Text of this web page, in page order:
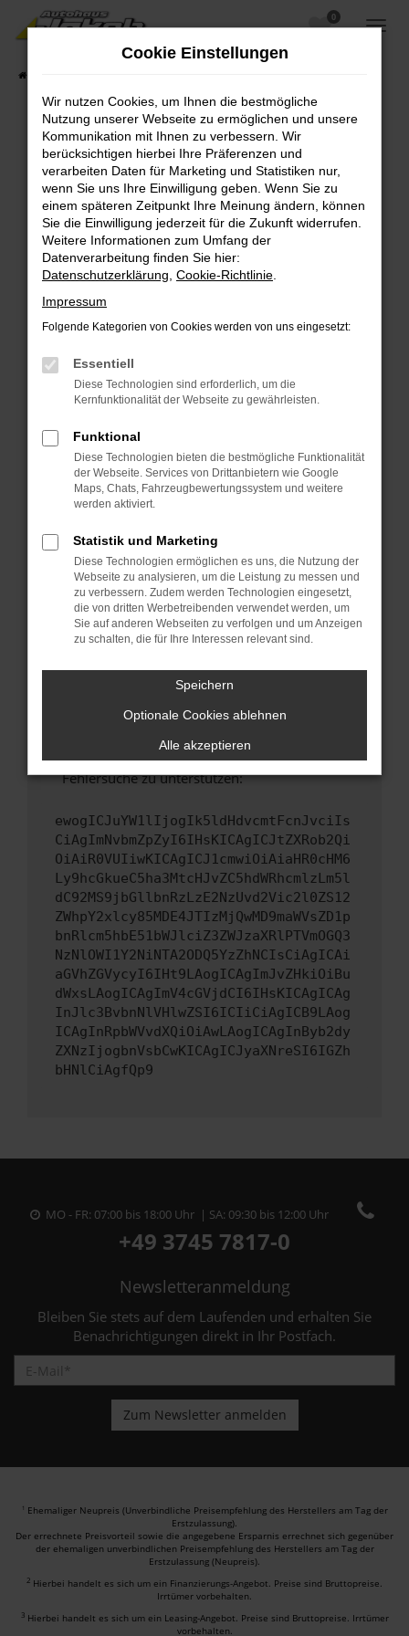
Zum
Hauptinhalt
0
Fehler: Network Error
Beim Laden ist ein Fehler aufgetreten.
Hier sind ein paar Tipps, die dir helfen können:
Überprüfe deine Firewall und deine
Internetverbindung.
Laden andere Webseiten, zum Beispiel deine
Suchmaschine?
Prüfe deine Browsererweiterungen.
Manche Erweiterungen, wie Werbeblocker,
können das Laden bestimmter Seiten
verhindern. Funktioniert die Seite in einem
Fenster?
Starte dein Gerät neu.
Das kann manchmal helfen, vorübergehende
Probleme zu beheben.
Betriebssystem auf dem neuesten Stand
sind.
Veraltete Software birgt nicht nur ein
Sicherheitsrisiko, sondern kann auch dazu
führen, dass bestimmte Funktionen nicht mehr
unterstützt werden.
Wende dich an den Webseitenbetreiber.
Wenn du alle oben genannten Schritte versucht
hast, kontaktiere uns bitte. Wir werden
versuchen, das Problem zu beheben. Du kannst
uns diesen Text schicken, um uns bei der
Fehlersuche zu unterstützen:
ewogICJuYW1lIjogIk5ldHdvcmtFcnJvciIs
CiAgImNvbmZpZyI6IHsKICAgICJtZXRob2Qi
OiAiR0VUIiwKICAgICJ1cmwiOiAiaHR0cHM6
Ly9hcGkueC5ha3MtcHJvZC5hdWRhcmlzLm5l
dC92MS9jbGllbnRzLzE2NzUvd2Vic2l0ZS12
ZWhpY2xlcy85MDE4JTIzMjQwMD9maWVsZD1p
bnRlcm5hbE51bWJlciZ3ZWJzaXRlPTVmOGQ3
NzNlOWI1Y2NiNTA2ODQ5YzZhNCIsCiAgICAi
aGVhZGVycyI6IHt9LAogICAgImJvZHkiOiBu
dWxsLAogICAgImV4cGVjdCI6IHsKICAgICAg
InJlc3BvbnNlVHlwZSI6ICIiCiAgICB9LAog
ICAgInRpbWVvdXQiOiAwLAogICAgInByb2dy
ZXNzIjogbnVsbCwKICAgICJyaXNreSI6IGZh
bHNlCiAgfQp9
MO - FR: 07:00 bis 18:00 Uhr | SA: 09:30 bis 12:00 Uhr
+49 3745 7817-0
Newsletteranmeldung
Bleiben Sie stets auf dem Laufenden und erhalten Sie
Benachrichtigungen direkt in Ihr Postfach.
1 Ehemaliger Neupreis (Unverbindliche Preisempfehlung des Herstellers am Tag der
Erstzulassung).
Der errechnete Preisvorteil sowie die angegebene Ersparnis errechnet sich gegenüber
der ehemaligen unverbindlichen Preisempfehlung des Herstellers am Tag der
Erstzulassung (Neupreis).
2 Hierbei handelt es sich um ein Finanzierungs-Angebot. Preise sind Bruttopreise.
Irrtümer vorbehalten.
3 Hierbei handelt es sich um ein Leasing-Angebot. Preise sind Bruttopreise. Irrtümer
vorbehalten.
Cookie Einstellungen
Wir nutzen Cookies, um Ihnen die bestmögliche
Nutzung unserer Webseite zu ermöglichen und unsere
Kommunikation mit Ihnen zu verbessern. Wir
berücksichtigen hierbei Ihre Präferenzen und
verarbeiten Daten für Marketing und Statistiken nur,
wenn Sie uns Ihre Einwilligung geben. Wenn Sie zu
einem späteren Zeitpunkt Ihre Meinung ändern, können
Sie die Einwilligung jederzeit für die Zukunft widerrufen.
Weitere Informationen zum Umfang der
Datenverarbeitung finden Sie hier:
Datenschutzerklärung Cookie-Richtlinie
Impressum
Folgende Kategorien von Cookies werden von uns eingesetzt:
Essentiell
Diese Technologien sind erforderlich, um die
Kernfunktionalität der Webseite zu gewährleisten.
Funktional
Diese Technologien bieten die bestmögliche Funktionalität
der Webseite. Services von Drittanbietern wie Google
Maps, Chats, Fahrzeugbewertungssystem und weitere
werden aktiviert.
Statistik und Marketing
Diese Technologien ermöglichen es uns, die Nutzung der
Webseite zu analysieren, um die Leistung zu messen und
zu verbessern. Zudem werden Technologien eingesetzt,
die von dritten Werbetreibenden verwendet werden, um
Sie auf anderen Webseiten zu verfolgen und um Anzeigen
zu schalten, die für Ihre Interessen relevant sind.
Speichern
Optionale Cookies ablehnen
Alle akzeptieren